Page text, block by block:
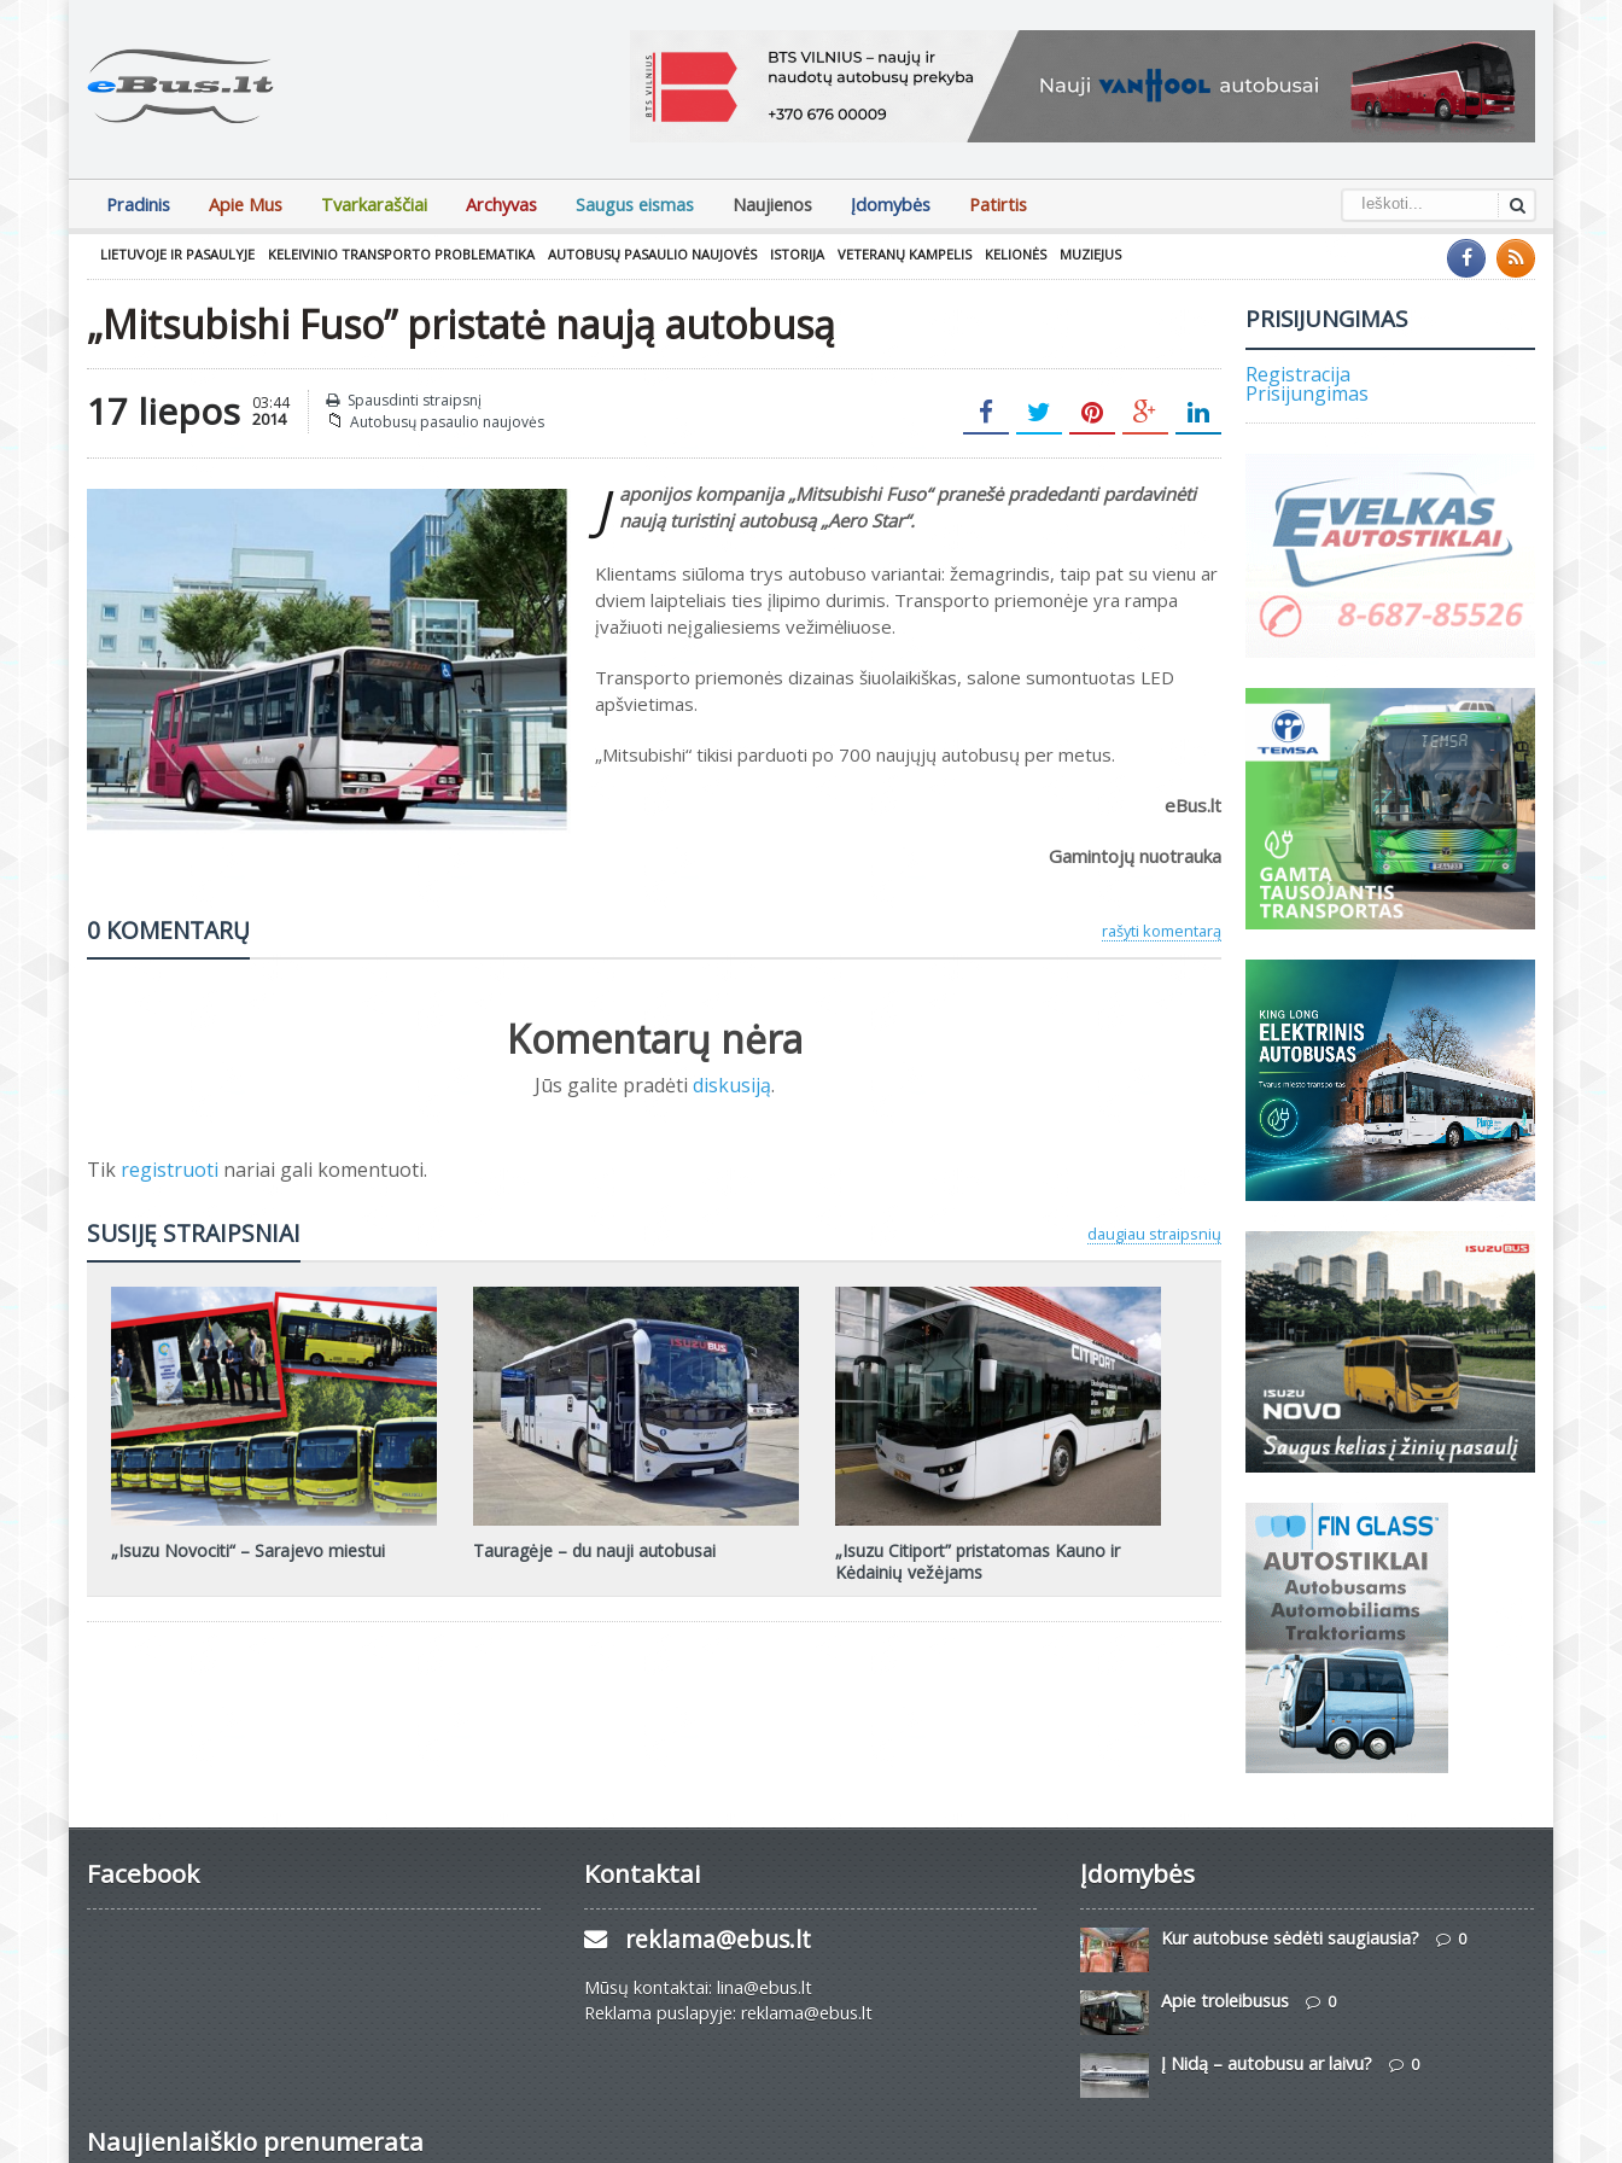
Pradinis Apie Mus Tvarkaraščiai Archyvas Saugus eismas Naujienos Įdomybės Patirtis
LIETUVOJE IR PASAULYJE KELEIVINIO TRANSPORTO PROBLEMATIKA AUTOBUSŲ PASAULIO NAUJOVĖS ISTORIJA VETERANŲ KAMPELIS KELIONĖS MUZIEJUS
„Mitsubishi Fuso” pristatė naują autobusą
17 liepos 03:44
2014
Spausdinti straipsnį
Autobusų pasaulio naujovės
J aponijos kompanija „Mitsubishi Fuso“ pranešė pradedanti pardavinėti
naują turistinį autobusą „Aero Star“.
Klientams siūloma trys autobuso variantai: žemagrindis, taip pat su vienu ar
dviem laipteliais ties įlipimo durimis. Transporto priemonėje yra rampa
įvažiuoti neįgaliesiems vežimėliuose.
Transporto priemonės dizainas šiuolaikiškas, salone sumontuotas LED
apšvietimas.
„Mitsubishi“ tikisi parduoti po 700 naujųjų autobusų per metus.
eBus.lt
Gamintojų nuotrauka
rašyti komentarą
0 KOMENTARŲ
Komentarų nėra
Jūs galite pradėti diskusiją.
Tik registruoti nariai gali komentuoti.
daugiau straipsnių
SUSIJĘ STRAIPSNIAI
„Isuzu Novociti“ – Sarajevo miestui Tauragėje – du nauji autobusai
„Isuzu Citiport” pristatomas Kauno ir
Kėdainių vežėjams
PRISIJUNGIMAS
Registracija
Prisijungimas
Facebook Kontaktai
reklama@ebus.lt
Mūsų kontaktai: lina@ebus.lt
Reklama puslapyje: reklama@ebus.lt
Įdomybės
Kur autobuse sėdėti saugiausia? 0
Apie troleibusus 0
Į Nidą – autobusu ar laivu? 0
Naujienlaiškio prenumerata